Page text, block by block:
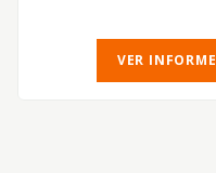
VER INFORME